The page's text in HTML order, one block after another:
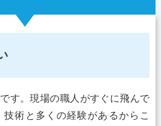
す。現場の職人がすぐに飛んで
術と多くの経験があるからこ